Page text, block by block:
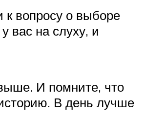
вопросу о выборе
вас на слуху, и
И помните, что
В день лучше